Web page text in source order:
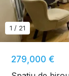
279,000 €
1 / 21